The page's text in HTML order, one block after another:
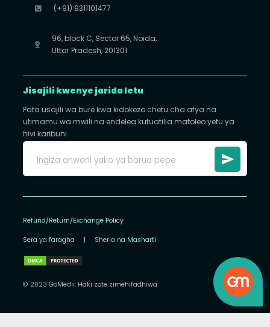
(+91) 9311101477
96, block C, Sector 65, Noida,
Uttar Pradesh, 201301
Jisajili kwenye jarida letu
Pata usajili wa bure kwa kidokezo chetu cha afya na
utimamu wa mwili na endelea kufuatilia matoleo yetu ya
hivi karibuni
Refund/Return/Exchange Policy
Sera ya faragha | Sheria na Masharti
© 2023 GoMedii. Haki zote zimehifadhiwa